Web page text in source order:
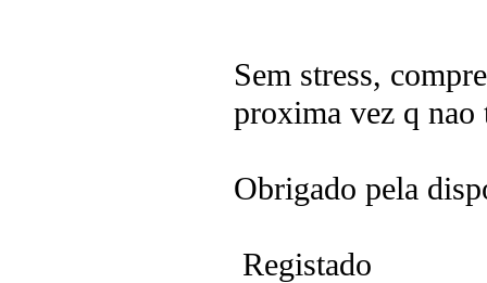
Sem stress,
proxima vez q nao
Obrigado pela
Registado